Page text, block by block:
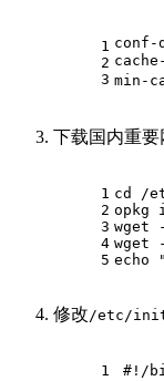
1
2
3
conf-
min-
下载国内重
1
2
3
4
5
cd /
opkg
wget
wget
echo
修改 /etc/
1
# !/